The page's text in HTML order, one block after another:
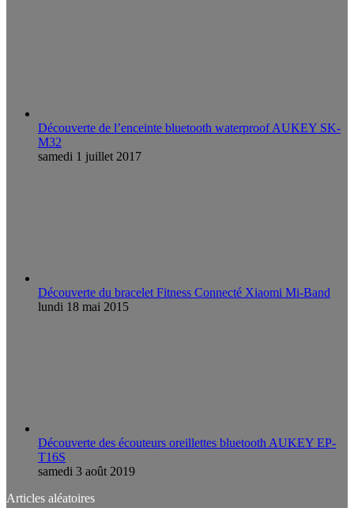
Découverte de l’enceinte bluetooth waterproof AUKEY SK-
M32
samedi 1 juillet 2017
Découverte du bracelet Fitness Connecté Xiaomi Mi-Band
lundi 18 mai 2015
Découverte des écouteurs oreillettes bluetooth AUKEY EP-
T16S
samedi 3 août 2019
Articles aléatoires